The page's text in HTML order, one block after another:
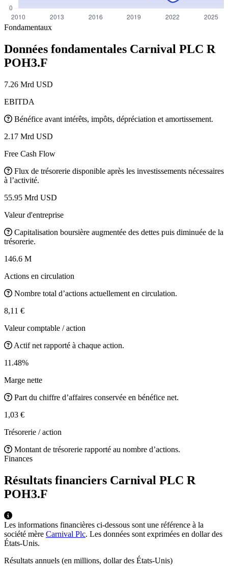
Fondamentaux
Données fondamentales Carnival PLC R
POH3.F
7.26 Mrd USD
EBITDA
Bénéfice avant intérêts, impôts, dépréciation et amortissement.
2.17 Mrd USD
Free Cash Flow
Flux de trésorerie disponible après les investissements nécessaires
à l’activité.
55.95 Mrd USD
Valeur d'entreprise
Capitalisation boursière augmentée des dettes puis diminuée de la
trésorerie.
146.6 M
Actions en circulation
Nombre total d’actions actuellement en circulation.
8,11 €
Valeur comptable / action
Actif net rapporté à chaque action.
11.48%
Marge nette
Part du chiffre d’affaires conservée en bénéfice net.
1,03 €
Trésorerie / action
Montant de trésorerie rapporté au nombre d’actions.
Finances
Résultats financiers Carnival PLC R
POH3.F
Les informations financières ci-dessous sont une référence à la
société mère Carnival Plc. Les données sont exprimées en dollar des
États-Unis.
Résultats annuels (en millions, dollar des États-Unis)